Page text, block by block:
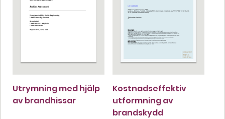
Utrymning med hjälp
av brandhissar
Kostnadseffektiv
utformning av
brandskydd